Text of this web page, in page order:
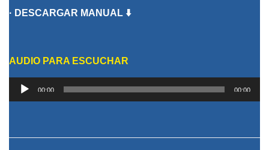
· DESCARGAR MANUAL ⬇️
AUDIO PARA ESCUCHAR
Reproductor
de
00:00 00:00